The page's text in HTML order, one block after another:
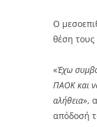
Ο
θέση
«Έχω
ΠΑΟΚ και
αλήθεια»,
απόδοσή